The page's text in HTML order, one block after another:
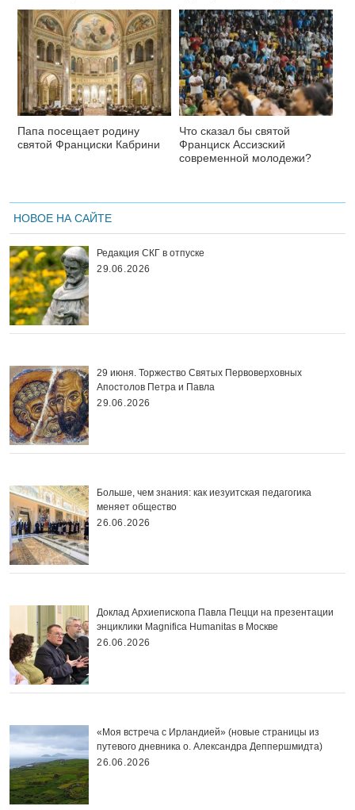
Папа посещает родину
святой Франциски Кабрини
Что сказал бы святой
Франциск Ассизский
современной молодежи?
НОВОЕ НА САЙТЕ
Редакция СКГ в отпуске
29.06.2026
29 июня. Торжество Святых Первоверховных
Апостолов Петра и Павла
29.06.2026
Больше, чем знания: как иезуитская педагогика
меняет общество
26.06.2026
Доклад Архиепископа Павла Пецци на презентации
энциклики Magnifica Нumanitas в Москве
26.06.2026
«Моя встреча с Ирландией» (новые страницы из
путевого дневника о. Александра Деппершмидта)
26.06.2026